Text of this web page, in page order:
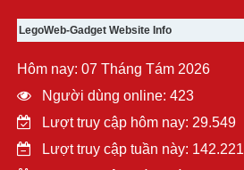
LegoWeb-Gadget Website Info
Hôm nay: 07 Tháng Tám 2026
Người dùng online: 423
Lượt truy cập hôm nay: 29.549
Lượt truy cập tuần này: 142.221